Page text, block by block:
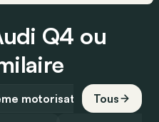
Q4 ou
motorisation Tous